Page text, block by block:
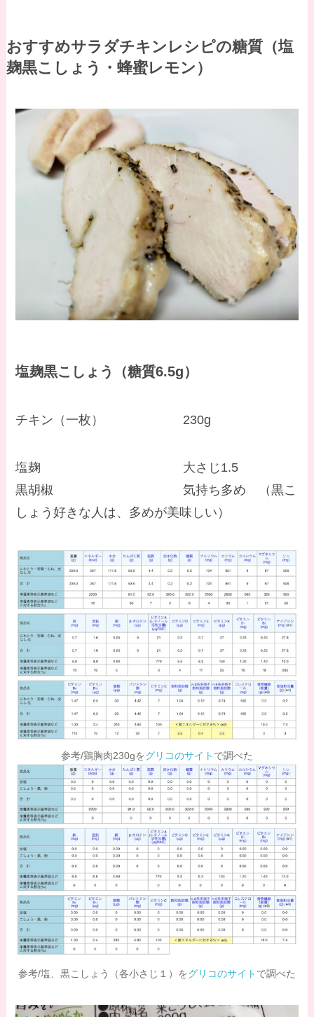
おすすめサラダチキンレシピの糖質（塩
麹黒こしょう・蜂蜜レモン）
塩麹黒こしょう（糖質6.5g）
チキン（一枚） 230g
塩麹 大さじ1.5
黒胡椒 気持ち多め （黒こ
しょう好きな人は、多めが美味しい）
参考/鶏胸肉230gをグリコのサイト で調べた
参考/塩、黒こしょう（各小さじ１）をグリコのサイト で調べた